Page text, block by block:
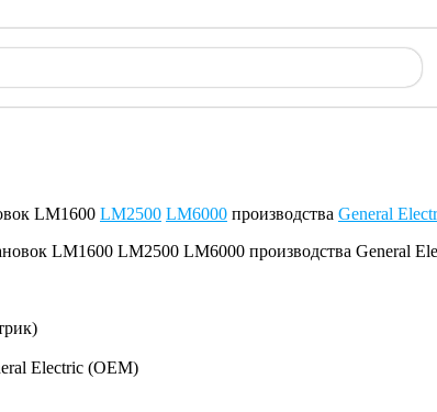
LM1600 LM2500 LM6000 производства General
Electric (OEM)